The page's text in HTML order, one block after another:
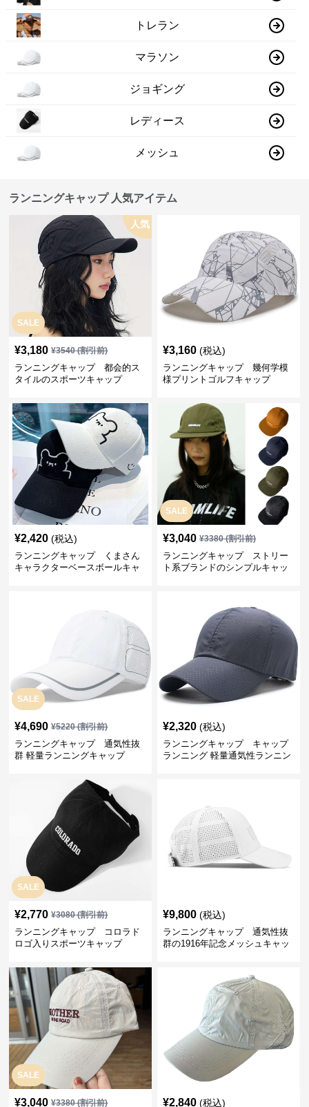
トレラン
マラソン
ジョギング
レディース
メッシュ
ランニングキャップ 人気アイテム
SALE
人気
¥3,180 ¥3540(割引前)
ランニングキャップ 都会的ス
タイルのスポーツキャップ
¥3,160 (税込)
ランニングキャップ 幾何学模
様プリントゴルフキャップ
¥2,420 (税込)
ランニングキャップ くまさん
キャラクターベースボールキャ
SALE
¥3,040 ¥3380(割引前)
ランニングキャップ ストリー
ト系ブランドのシンプルキャッ
SALE
¥4,690 ¥5220(割引前)
ランニングキャップ 通気性抜
群 軽量ランニングキャップ
¥2,320 (税込)
ランニングキャップ キャップ
ランニング 軽量通気性ランニン
SALE
¥2,770 ¥3080(割引前)
ランニングキャップ コロラド
ロゴ入りスポーツキャップ
¥9,800 (税込)
ランニングキャップ 通気性抜
群の1916年記念メッシュキャッ
SALE
¥3,040 ¥3380(割引前) ¥2,840 (税込)